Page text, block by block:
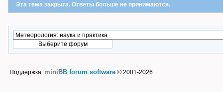
Эта тема закрыта. Ответы больше не принимаются.
Поддержка: miniBB forum software © 2001-2026